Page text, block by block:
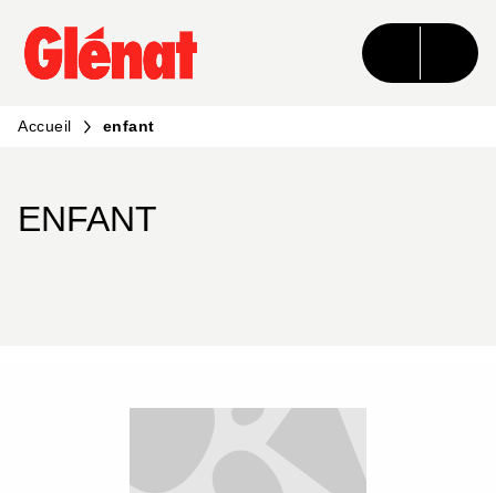
MENU RECHERCHE CONTENU
PIED DE PAGE
Accueil enfant
ENFANT